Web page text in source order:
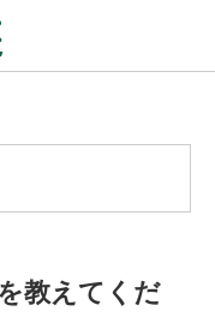
教えてくだ